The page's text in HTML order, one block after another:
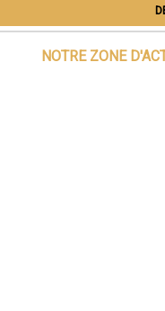
NOTRE ZONE